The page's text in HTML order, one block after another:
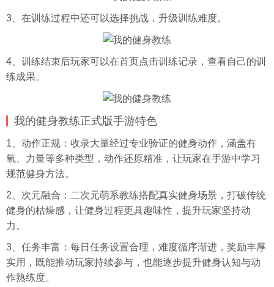
3、在训练过程中还可以选择挑战，升级训练难度。
4、训练结束后玩家可以在首页点击训练记录，查看自己的训
练成果。
我的健身教练正式版手游特色
1、动作正规：收录大量经过专业验证的健身动作，涵盖有
氧、力量等多种类型，动作还原精准，让玩家在手游中学习
规范健身方法。
2、次元融合：二次元萌系教练搭配真实健身场景，打破传统
健身的枯燥感，让健身过程更具趣味性，提升玩家坚持动
力。
3、任务丰富：每日任务设置合理，难度循序渐进，奖励丰厚
实用，既能推动玩家持续参与，也能逐步提升健身认知与动
作熟练度。